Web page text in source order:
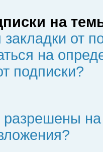
на
от
на
подписки?
разрешены